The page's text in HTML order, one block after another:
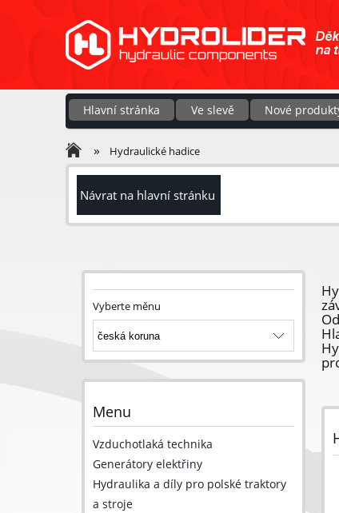
Hlavní stránka Ve slevě Nové
» Hydraulické hadice
Návrat na hlavní stránku
Vyberte měnu
Menu
Vzduchotlaká technika
Generátory elektřiny
Hydraulika a díly pro polské traktory
a stroje